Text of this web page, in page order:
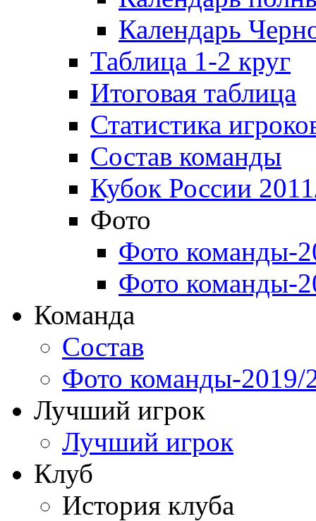
Календарь
Таблица 1-2 круг
Итоговая таблица
Статистика
Состав команды
Кубок России
Фото
Фото команды-
Фото команды-
Команда
Состав
Фото команды-2019/
Лучший игрок
Лучший игрок
Клуб
История клуба